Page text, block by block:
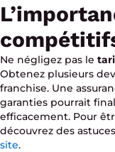
Ne négligez pas le
Obtenez plusieurs
franchise. Une
garanties pourrait
efficacement. Pour
découvrez des
site.